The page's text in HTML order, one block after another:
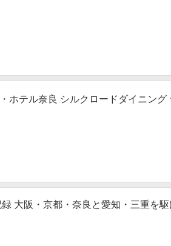
ホテル奈良 シルクロードダイニング
大阪・京都・奈良と愛知・三重を